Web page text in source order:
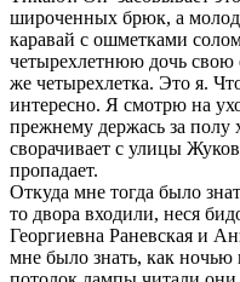
широченных брюк, а
каравай с ошметками
четырехлетнюю дочь свою
же четырехлетка. Это я.
интересно. Я смотрю на
прежнему держась за
сворачивает с улицы
пропадает.
Откуда мне тогда было
то двора входили, неся
Георгиевна Раневская и
мне было знать, как ночью